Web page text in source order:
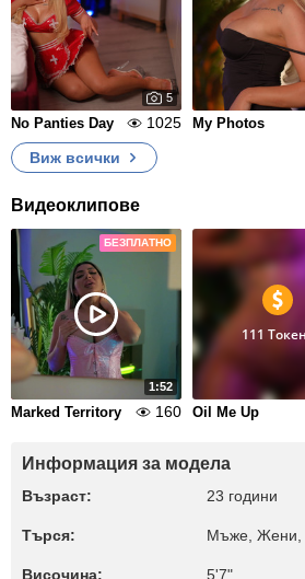
5
No Panties Day 1025 My Photos
Виж всички
Видеоклипове
БЕЗПЛАТНО
1:52
Marked Territory 160
111
Oil Me Up
Информация за модела
Възраст: 23 години
Търся: Мъже, Жени,
Височина: 5'7"